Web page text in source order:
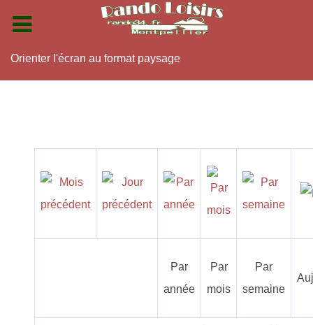
Orienter l'écran au format paysage
Par
année
Par
mois
Par
semaine